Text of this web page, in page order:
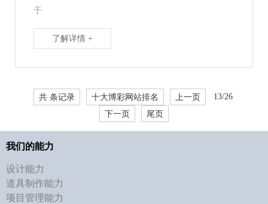
于
了解详情 +
共 条记录 十大博彩网站排名 上一页 13/26
下一页 尾页
我们的能力
设计能力
道具制作能力
项目管理能力